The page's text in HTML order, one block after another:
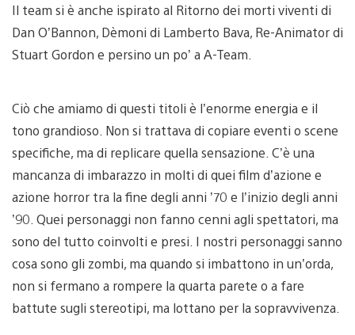
Il team si è anche ispirato al Ritorno dei morti viventi di
Dan O’Bannon, Dèmoni di Lamberto Bava, Re-Animator di
Stuart Gordon e persino un po’ a A-Team.
Ciò che amiamo di questi titoli è l’enorme energia e il
tono grandioso. Non si trattava di copiare eventi o scene
specifiche, ma di replicare quella sensazione. C’è una
mancanza di imbarazzo in molti di quei film d’azione e
azione horror tra la fine degli anni ’70 e l’inizio degli anni
’90. Quei personaggi non fanno cenni agli spettatori, ma
sono del tutto coinvolti e presi. I nostri personaggi sanno
cosa sono gli zombi, ma quando si imbattono in un’orda,
non si fermano a rompere la quarta parete o a fare
battute sugli stereotipi, ma lottano per la sopravvivenza.